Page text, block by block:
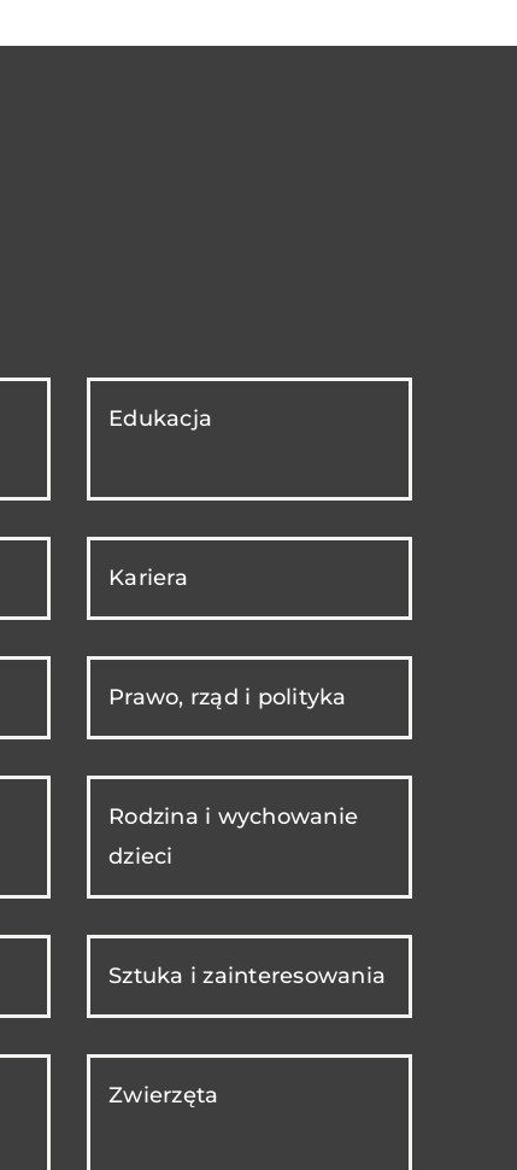
Edukacja
Kariera
Prawo, rząd i polityka
Rodzina i wychowanie
dzieci
Sztuka i zainteresowania
Zwierzęta